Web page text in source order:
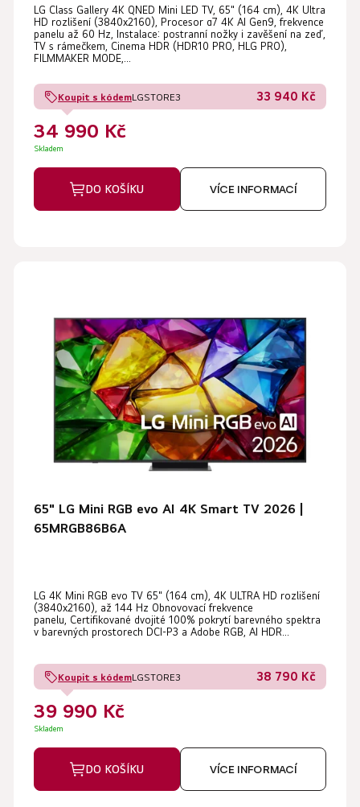
LG Class Gallery 4K QNED Mini LED TV, 65" (164 cm), 4K Ultra
HD rozlišení (3840x2160), Procesor α7 4K AI Gen9, frekvence
panelu až 60 Hz, Instalace: postranní nožky i zavěšení na zeď,
TV s rámečkem, Cinema HDR (HDR10 PRO, HLG PRO),
FILMMAKER MODE,...
Koupit s kódemLGSTORE3 33 940 Kč
34 990 Kč
Skladem
DO KOŠÍKU VÍCE INFORMACÍ
65" LG Mini RGB evo AI 4K Smart TV 2026 |
65MRGB86B6A
LG 4K Mini RGB evo TV 65" (164 cm), 4K ULTRA HD rozlišení
(3840x2160), až 144 Hz Obnovovací frekvence
panelu, Certifikované dvojité 100% pokrytí barevného spektra
v barevných prostorech DCI-P3 a Adobe RGB, AI HDR...
Koupit s kódemLGSTORE3 38 790 Kč
39 990 Kč
Skladem
DO KOŠÍKU VÍCE INFORMACÍ